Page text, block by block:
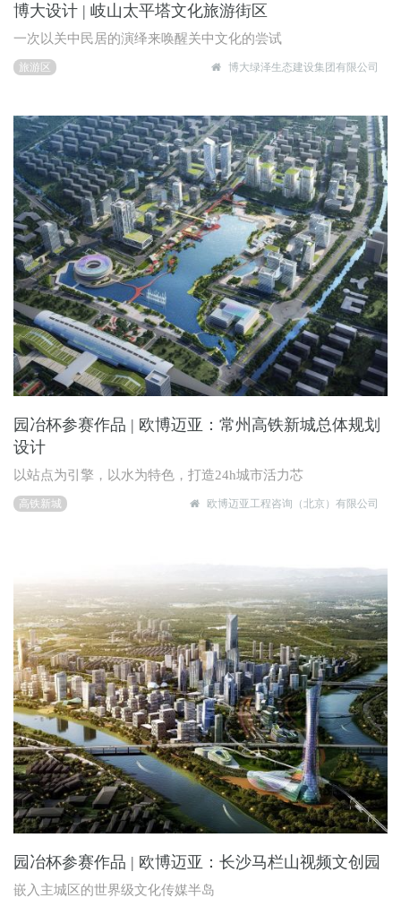
博大设计 | 岐山太平塔文化旅游街区
一次以关中民居的演绎来唤醒关中文化的尝试
旅游区 博大绿泽生态建设集团有限公司
园冶杯参赛作品 | 欧博迈亚：常州高铁新城总体规划
设计
以站点为引擎，以水为特色，打造24h城市活力芯
高铁新城 欧博迈亚工程咨询（北京）有限公司
园冶杯参赛作品 | 欧博迈亚：长沙马栏山视频文创园
嵌入主城区的世界级文化传媒半岛